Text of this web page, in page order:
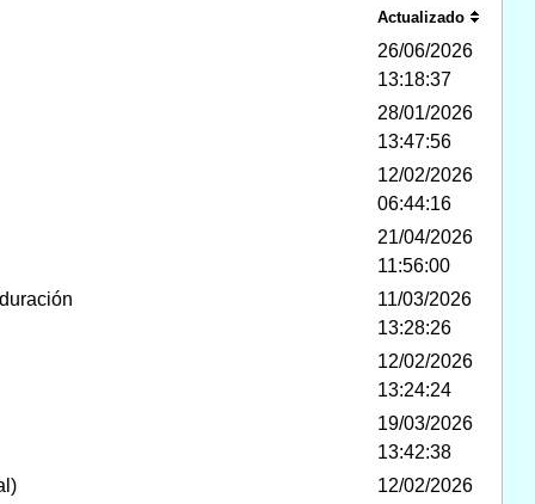
Actualizado
26/06/2026
13:18:37
28/01/2026
13:47:56
12/02/2026
06:44:16
21/04/2026
11:56:00
11/03/2026
13:28:26
12/02/2026
13:24:24
19/03/2026
13:42:38
12/02/2026